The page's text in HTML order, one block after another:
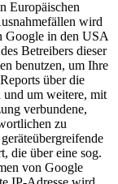
Europäischen
wird
Google in den USA
Betreibers dieser
benutzen, um Ihre
über die
und um weitere, mit
verbundene,
zu
die über eine sog.
von Google